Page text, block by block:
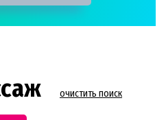
очистить поиск